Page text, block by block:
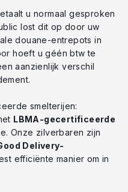
u normaal gesproken
lost dit op door uw
douane-entrepots in
hoeft u géén btw te
aanzienlijk verschil
smelterijen:
LBMA-gecertificeerde
Onze zilverbaren zijn
Delivery-
efficiënte manier om in